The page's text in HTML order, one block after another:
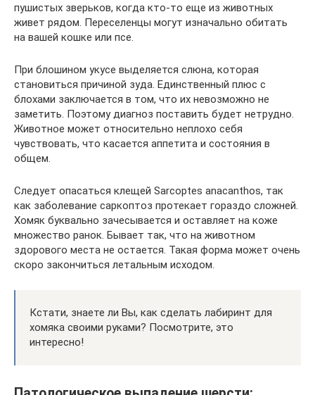
пушистых зверьков, когда кто-то еще из животных
живет рядом. Переселенцы могут изначально обитать
на вашей кошке или псе.
При блошином укусе выделяется слюна, которая
становиться причиной зуда. Единственный плюс с
блохами заключается в том, что их невозможно не
заметить. Поэтому диагноз поставить будет нетрудно.
Животное может относительно неплохо себя
чувствовать, что касается аппетита и состояния в
общем.
Следует опасаться клещей Sarcoptes anacanthos, так
как заболевание саркоптоз протекает гораздо сложней.
Хомяк буквально зачесывается и оставляет на коже
множество ранок. Бывает так, что на животном
здорового места не остается. Такая форма может очень
скоро закончиться летальным исходом.
Кстати, знаете ли Вы, как сделать лабиринт для
хомяка своими руками? Посмотрите, это
интересно!